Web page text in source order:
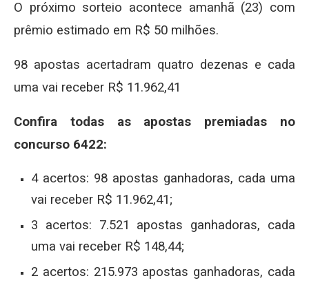
O próximo sorteio acontece amanhã (23) com
prêmio estimado em R$ 50 milhões.
98 apostas acertadram quatro dezenas e cada
uma vai receber R$ 11.962,41
Confira todas as apostas premiadas no
concurso 6422:
4 acertos: 98 apostas ganhadoras, cada uma
vai receber R$ 11.962,41;
3 acertos: 7.521 apostas ganhadoras, cada
uma vai receber R$ 148,44;
2 acertos: 215.973 apostas ganhadoras, cada